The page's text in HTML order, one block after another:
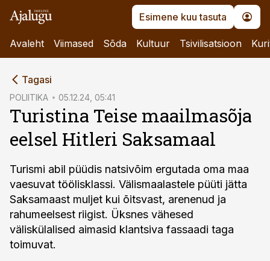
Esimene kuu tasuta
Avaleht Viimased Sõda Kultuur Tsivilisatsioon
Tagasi
POLIITIKA 05.12.24, 05:41
Turistina Teise maailmasõja
eelsel Hitleri Saksamaal
Turismi abil püüdis natsivõim ergutada oma maa
vaesuvat töölisklassi. Välismaalastele püüti jätta
Saksamaast muljet kui õitsvast, arenenud ja
rahumeelsest riigist. Üksnes vähesed
väliskülalised aimasid klantsiva fassaadi taga
toimuvat.